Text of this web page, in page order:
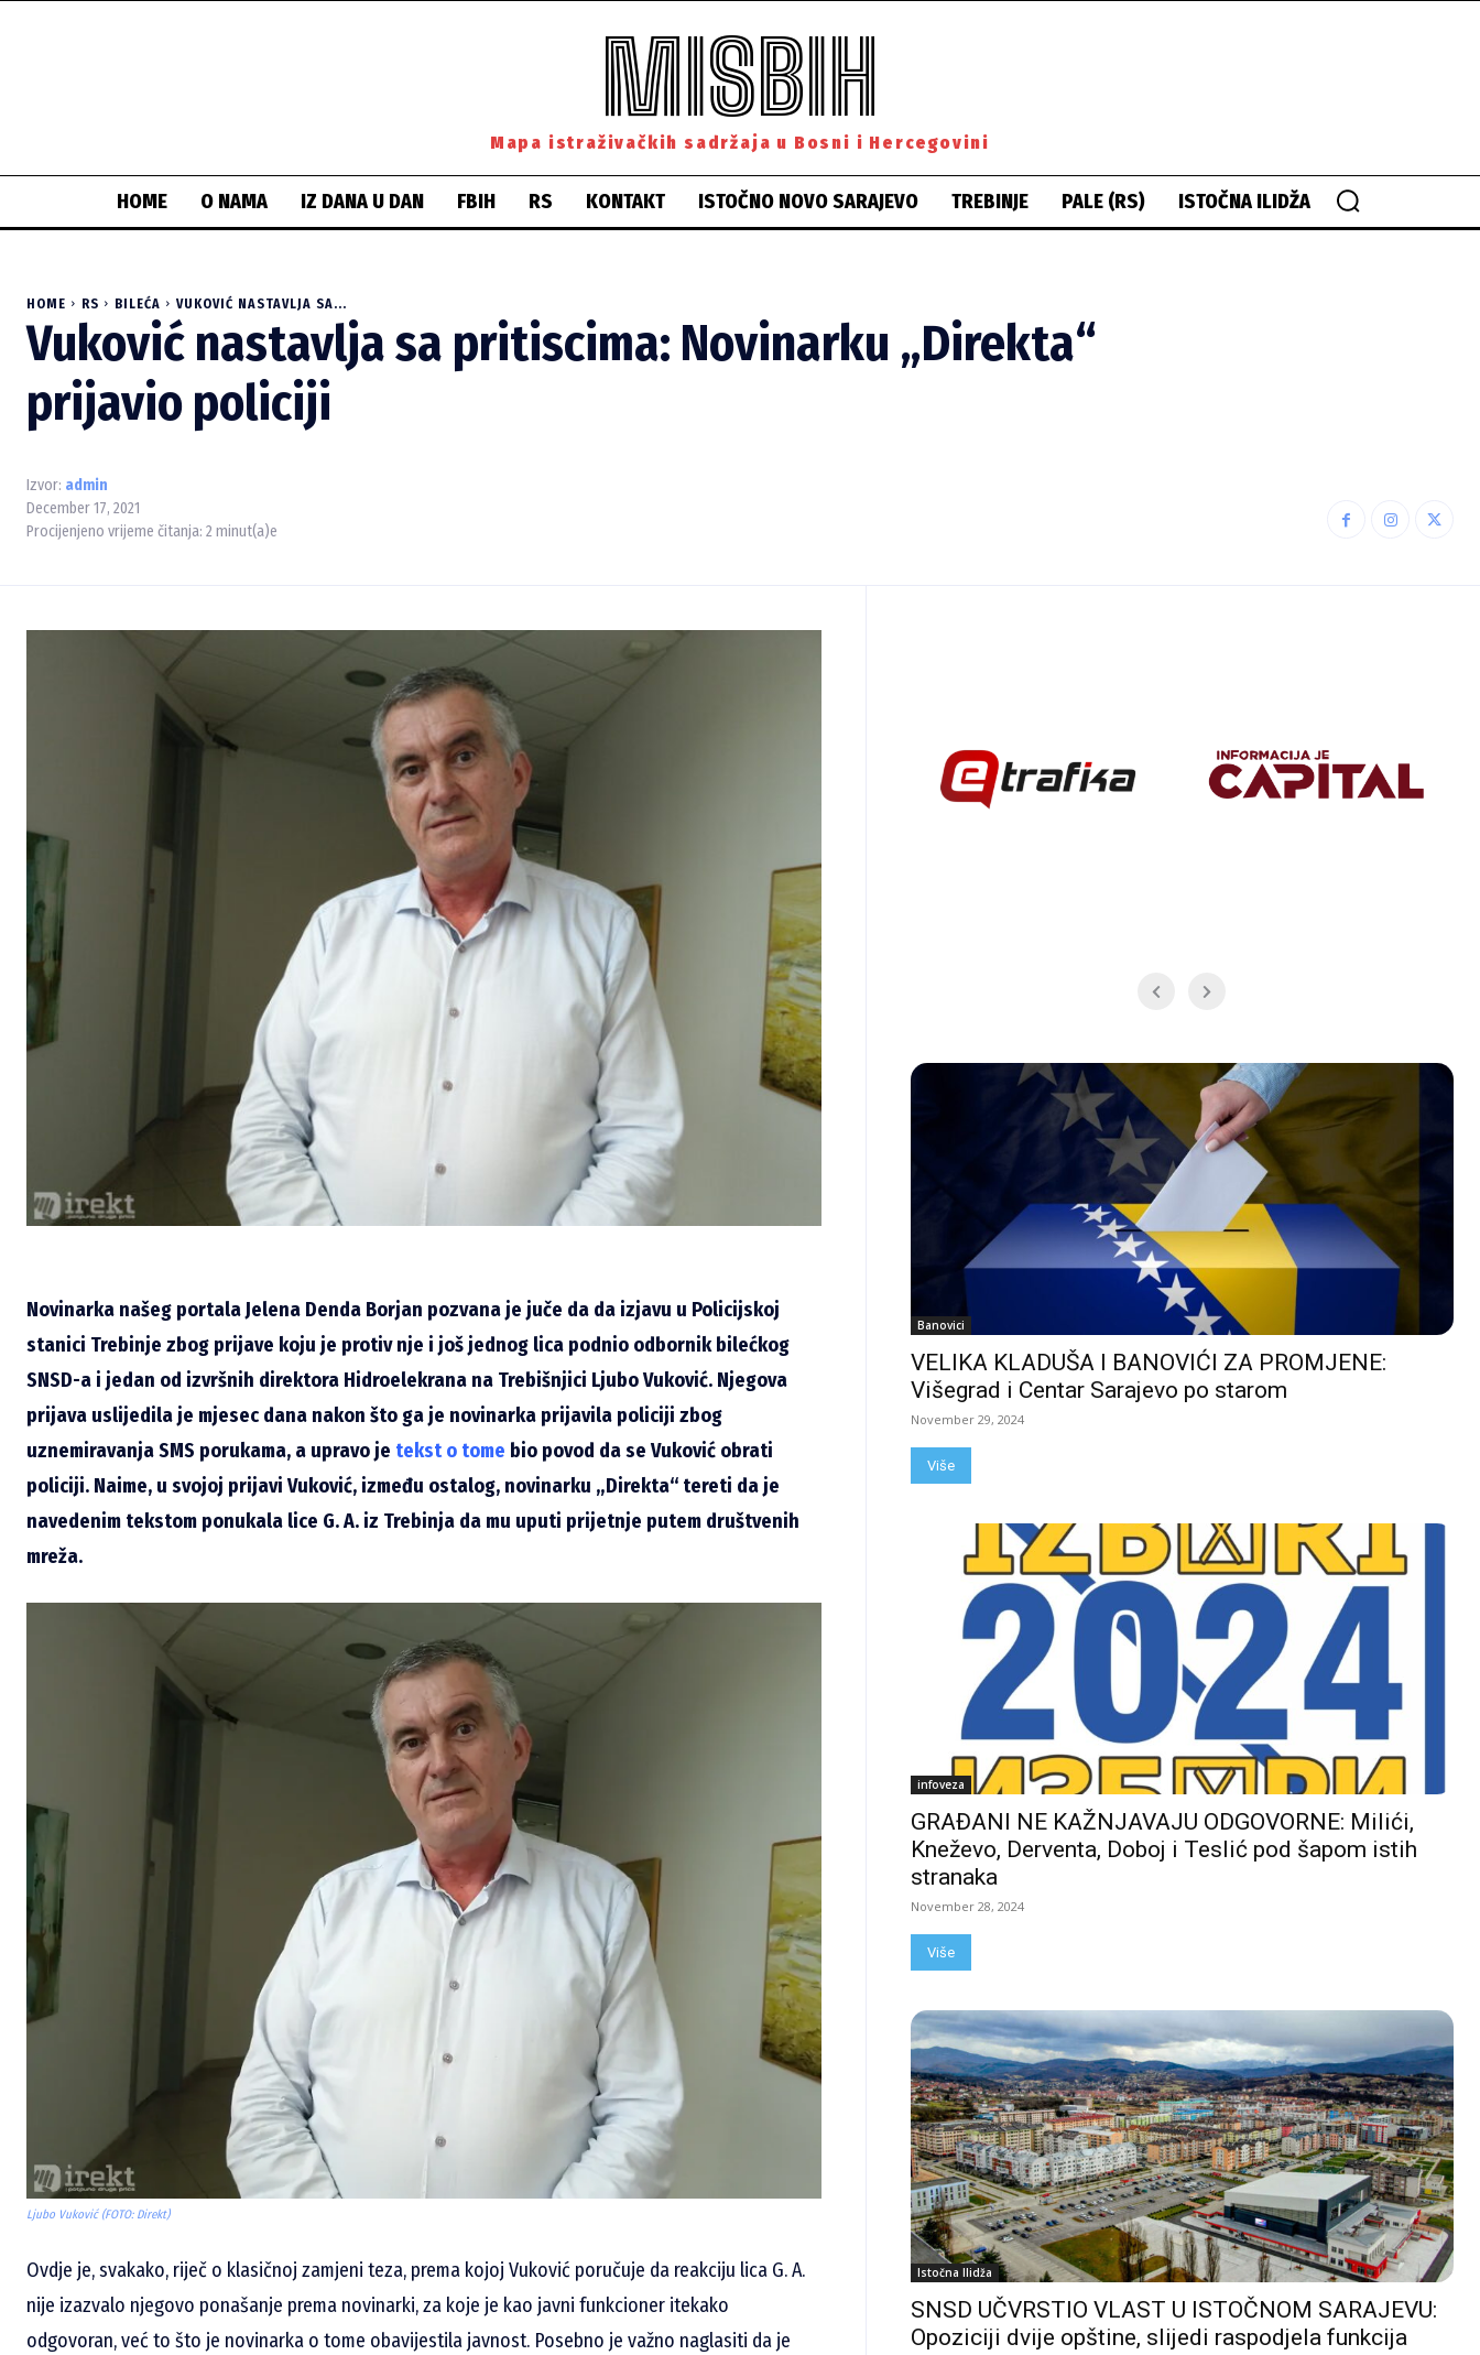
MISBIH
Mapa istraživačkih sadržaja u Bosni i Hercegovini
HOME O NAMA IZ DANA U DAN FBIH RS KONTAKT ISTOČNO NOVO SARAJEVO TREBINJE PALE (RS) ISTOČNA ILIDŽA
HOME RS BILEĆA VUKOVIĆ NASTAVLJA SA...
Vuković nastavlja sa pritiscima: Novinarku „Direkta“
prijavio policiji
Izvor: admin
December 17, 2021
Procijenjeno vrijeme čitanja: 2 minut(a)e
Novinarka našeg portala Jelena Denda Borjan pozvana je juče da da izjavu u Policijskoj
stanici Trebinje zbog prijave koju je protiv nje i još jednog lica podnio odbornik bilećkog
SNSD-a i jedan od izvršnih direktora Hidroelekrana na Trebišnjici Ljubo Vuković. Njegova
prijava uslijedila je mjesec dana nakon što ga je novinarka prijavila policiji zbog
uznemiravanja SMS porukama, a upravo je tekst o tome bio povod da se Vuković obrati
policiji. Naime, u svojoj prijavi Vuković, između ostalog, novinarku „Direkta“ tereti da je
navedenim tekstom ponukala lice G. A. iz Trebinja da mu uputi prijetnje putem društvenih
mreža.
Ljubo Vuković (FOTO: Direkt)
Ovdje je, svakako, riječ o klasičnoj zamjeni teza, prema kojoj Vuković poručuje da reakciju lica G. A.
nije izazvalo njegovo ponašanje prema novinarki, za koje je kao javni funkcioner itekako
odgovoran, već to što je novinarka o tome obavijestila javnost. Posebno je važno naglasiti da je
Banovici
VELIKA KLADUŠA I BANOVIĆI ZA PROMJENE:
Višegrad i Centar Sarajevo po starom
November 29, 2024
Više
infoveza
GRAĐANI NE KAŽNJAVAJU ODGOVORNE: Milići,
Kneževo, Derventa, Doboj i Teslić pod šapom istih
stranaka
November 28, 2024
Više
Istočna Ilidža
SNSD UČVRSTIO VLAST U ISTOČNOM SARAJEVU:
Opoziciji dvije opštine, slijedi raspodjela funkcija